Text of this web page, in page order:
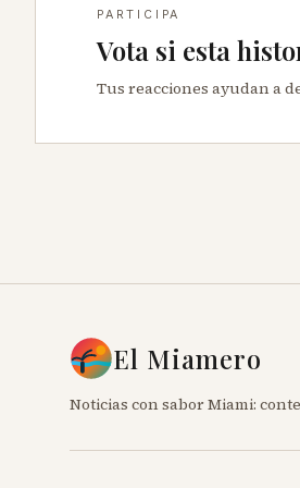
PARTICIPA
Vota si esta
Tus reacciones ayudan a
El Miamero
Noticias con sabor Miami: